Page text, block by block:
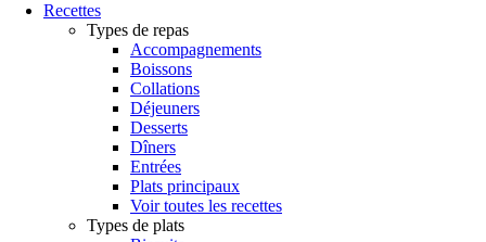
Recettes
Types de repas
Accompagnements
Boissons
Collations
Déjeuners
Desserts
Dîners
Entrées
Plats principaux
Voir toutes les recettes
Types de plats